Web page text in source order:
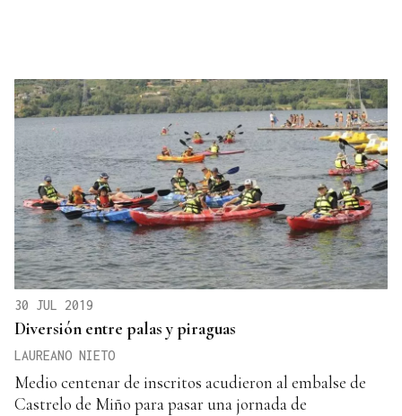
30 JUL 2019
Diversión entre palas y piraguas
LAUREANO NIETO
Medio centenar de inscritos acudieron al embalse de
Castrelo de Miño para pasar una jornada de